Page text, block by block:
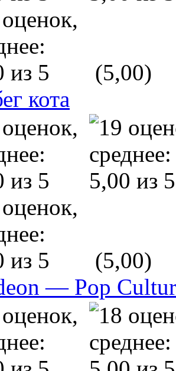
(5,00)
кота
(5,00)
— Pop